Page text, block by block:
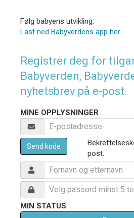
Følg babyens utvikling:
Last ned Babyverdens app her
Registrer deg for
Babyverden,
nyhetsbrev på e-post.
MINE OPPLYSNINGER
Send kode
post.
MIN STATUS